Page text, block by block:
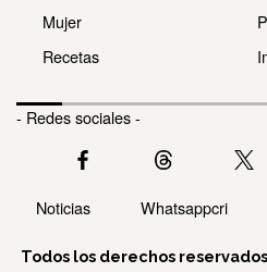
Mujer
Recetas
- Redes sociales -
Noticias Whatsappcri
Todos los derechos